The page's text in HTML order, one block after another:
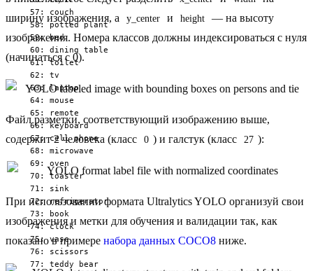
  57: couch
  58: potted plant
  59: bed
  60: dining table
  61: toilet
  62: tv
  63: laptop
  64: mouse
  65: remote
  66: keyboard
  67: cell phone
  68: microwave
  69: oven
  70: toaster
  71: sink
  72: refrigerator
  73: book
  74: clock
  75: vase
  76: scissors
  77: teddy bear
ширину изображения, а
y_center и height
— на высоту
изображения. Номера классов должны индексироваться с нуля
(начинаться с 0).
Файл разметки, соответствующий изображению выше,
содержит 2 человека (класс
0 ) и галстук (класс 27 ):
При использовании формата Ultralytics YOLO организуй свои
изображения и метки для обучения и валидации так, как
показано в примере набора данных COCO8 ниже.